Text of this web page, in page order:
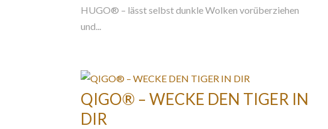
HUGO® – lässt selbst dunkle Wolken vorüberziehen
und...
QIGO® – WECKE DEN TIGER IN
DIR